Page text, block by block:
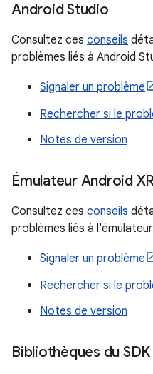
Android Studio
Consultez ces conseils
problèmes liés à Android
Signaler un problème
Rechercher si le
Notes de version
Émulateur Android
Consultez ces conseils
problèmes liés à
Signaler un problème
Rechercher si le
Notes de version
Bibliothèques du